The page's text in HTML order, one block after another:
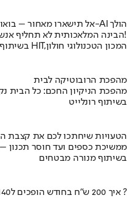
אל תישארו מאחור – בואו לגלות לאן ה-AI הולך
הבינה המלאכותית לא תחליף אנשים, היא תחליף את מי שלא משתמש בה!
בשיתוף HIT,המכון הטכנולוגי חולון
מהפכת הרובוטיקה לבית
מהפכת הניקיון החכם: כל הבית
בשיתוף רונלייט
הטעויות שיחתכו לכם את קצבת
ממשיכת כספים ועד חוסר תכנון
בשיתוף מנורה מבטחים
איך 200 ש"ח בחודש הופכים ל140 אלף ?